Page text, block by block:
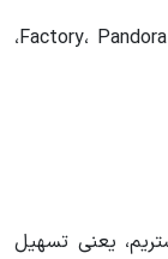
،Cinedigm ،Shout پس از آن عرضه شد! Factory، Pandora.tv،
یعنی تسهیل